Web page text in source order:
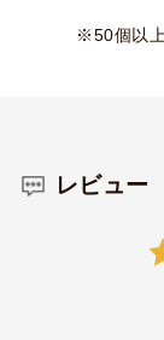
※50個以
レビュー